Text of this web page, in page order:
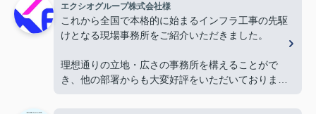
心より感謝申し上げます。
今後ともよろしくお願いします。
エクシオグループ株式会社様
これから全国で本格的に始まるインフラ工事の先駆
けとなる現場事務所をご紹介いただきました。
理想通りの立地・広さの事務所を構えることがで
き、他の部署からも大変好評をいただいておりま